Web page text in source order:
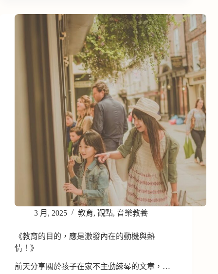
3 月, 2025 教育, 觀點, 音樂教養
《教育的目的，應是激發內在的動機與熱
情！》
前天分享關於孩子在家不主動練琴的文章，…